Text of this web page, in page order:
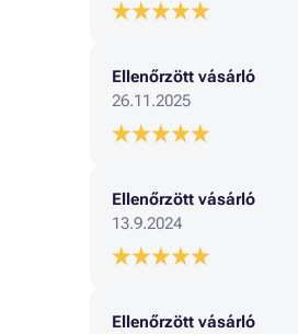
Ellenőrzött vásárló
26.11.2025
Ellenőrzött vásárló
13.9.2024
Ellenőrzött vásárló